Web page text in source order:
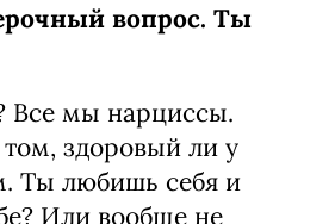
вопрос. Ты
Все мы нарциссы.
здоровый ли у
Ты любишь себя и
Или вообще не